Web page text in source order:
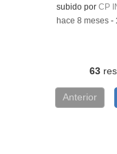
subido porCP
-hace 8 meses -
63
Anterior